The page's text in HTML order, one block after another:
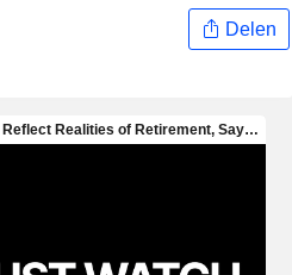
Delen